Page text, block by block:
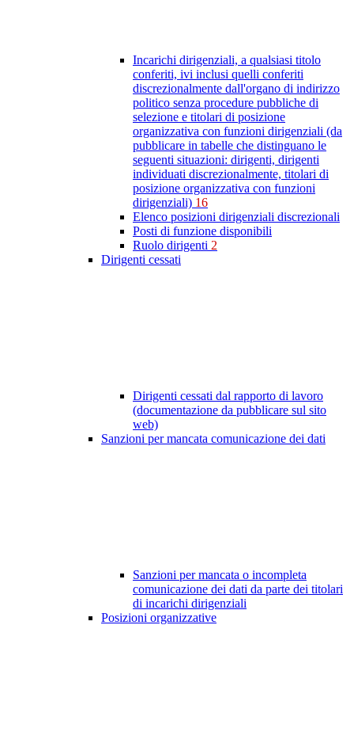
Incarichi dirigenziali, a qualsiasi titolo
conferiti, ivi inclusi quelli conferiti
discrezionalmente dall'organo di indirizzo
politico senza procedure pubbliche di
selezione e titolari di posizione
organizzativa con funzioni dirigenziali (da
pubblicare in tabelle che distinguano le
seguenti situazioni: dirigenti, dirigenti
individuati discrezionalmente, titolari di
posizione organizzativa con funzioni
dirigenziali) 16
Elenco posizioni dirigenziali discrezionali
Posti di funzione disponibili
Ruolo dirigenti 2
Dirigenti cessati
Dirigenti cessati dal rapporto di lavoro
(documentazione da pubblicare sul sito
web)
Sanzioni per mancata comunicazione dei dati
Sanzioni per mancata o incompleta
comunicazione dei dati da parte dei titolari
di incarichi dirigenziali
Posizioni organizzative